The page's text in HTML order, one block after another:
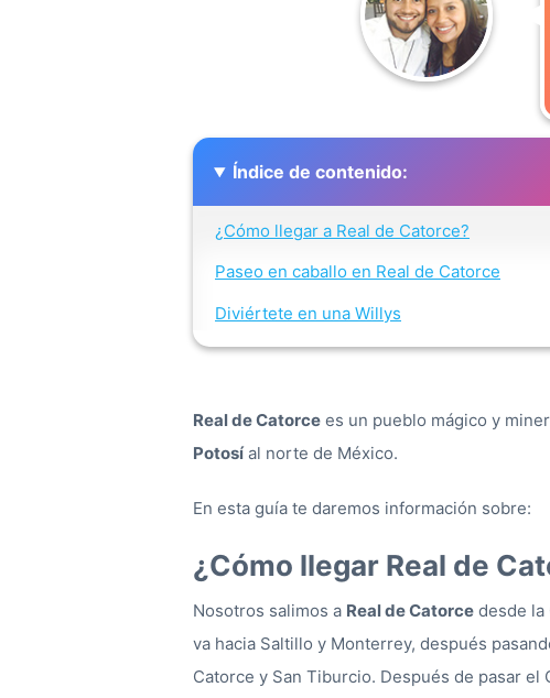
Índice de contenido:
¿Cómo llegar a Real de Catorce?
Paseo en caballo en Real de Catorce
Diviértete en una Willys
Real de Catorce es un pueblo mágico y
Potosíal norte de México.
En esta guía te daremos información sobre:
¿Cómo llegar Real de
Nosotros salimos a Real de Catorce desde la
va hacia Saltillo y Monterrey, después
Catorce y San Tiburcio. Después de pasar